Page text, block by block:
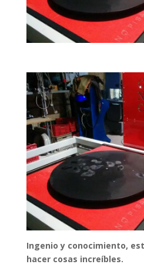
Ingenio y conocimiento,
hacer cosas increíbles.